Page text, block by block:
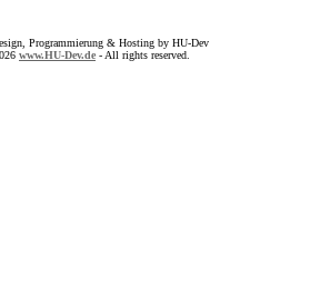
Programmierung & Hosting by HU-Dev
www.HU-Dev.de - All rights reserved.